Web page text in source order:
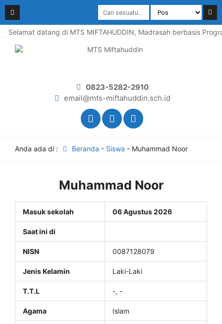
Selamat datang di MTS MIFTAHUDDIN, Madrasah berbasis
0823-5282-2910
email@mts-miftahuddin.sch.id
Anda ada di : Beranda - Siswa - Muhammad Noor
Muhammad Noor
Masuk sekolah 06 Agustus 2026
Saat ini di
NISN 0087128079
Jenis Kelamin Laki-Laki
T.T.L -, -
Agama Islam